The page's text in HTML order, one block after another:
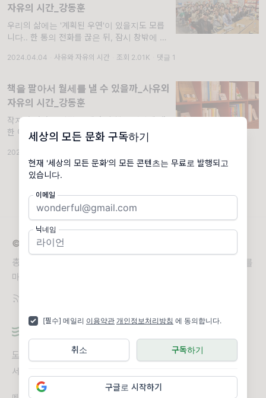
세상의 모든 문화 구독하기
현재 '세상의 모든 문화'의 모든 콘텐츠는 무료로 발행되고
있습니다.
이메일
닉네임
[필수] 메일리 이용약관 개인정보처리방침 에 동의합니다.
구독하기
취소
구글로 시작하기
자유의 시간_강동훈
우리의 삶에는 '계획된 우연'이 있을지도 모릅
니다.. 한 통의 전화를 끊은 뒤, 잠시 창밖에 보
라는 단어를 되뇌었다. 내가 마지막으로 느꼈던
2024.04.04 사유와 자유의 시간 조회 2.01K 댓글 1
책을 팔아서 월세를 낼 수 있을까_사유와
자유의 시간_강동훈
작지만 단단한 서점 '크레타'의 책과 사람에 대
한 이야기. “커피는 무조건 기본으로 깔고, 문구
류랑 굿즈도 빨리 준비하는 것이 좋습니다. 상
품의 구색을 다양하게 해서 아무것도 사지 않고
나가는 손님이 없도록 만드는 것이 핵심입니다.
어차피
2024.02.29
© 2026 세상의 모든 문화
총 20여명의 작가들이 세상의 모든 문화에 대한 이야기를
매일 전해드립니다.
도움말
오류 및 기능 관련 제보
서비스 이용 문의